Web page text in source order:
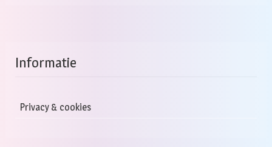
Informatie
Privacy & cookies